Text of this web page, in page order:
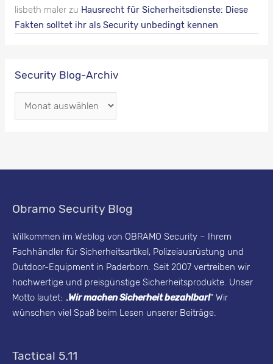
lisbeth malerzu Hausrecht für Sicherheitsdienste: Diese
Fakten solltet ihr als Security unbedingt kennen
Security Blog-Archiv
e
t
y
B
l
g
Obramo Security Blog
Willkommen im Weblog von OBRAMO Security – Ihrem
Fachhändler für Sicherheitsartikel, Polizeiausrüstung und
Outdoor-Equipment in Paderborn. Seit 2007 vertreiben wir
hochwertige und preisgünstige Sicherheitsprodukte. Unser
Motto lautet: „Wir machen Sicherheit bezahlbar!“ Wir
wünschen viel Spaß beim Lesen unserer Beiträge.
Tactical 5.11